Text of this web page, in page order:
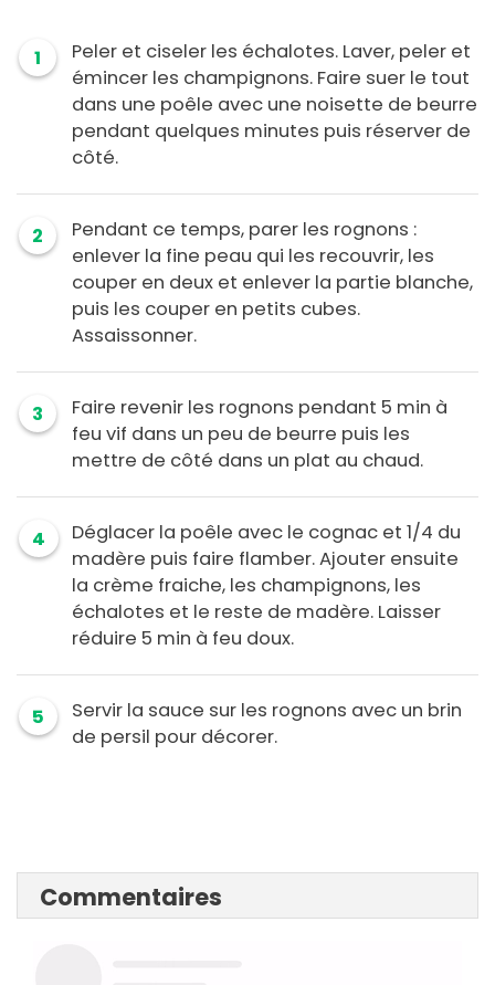
1
Peler et ciseler les échalotes. Laver, peler et
émincer les champignons. Faire suer le tout
dans une poêle avec une noisette de beurre
pendant quelques minutes puis réserver de
côté.
2
Pendant ce temps, parer les rognons :
enlever la fine peau qui les recouvrir, les
couper en deux et enlever la partie blanche,
puis les couper en petits cubes.
Assaissonner.
3
Faire revenir les rognons pendant 5 min à
feu vif dans un peu de beurre puis les
mettre de côté dans un plat au chaud.
4
Déglacer la poêle avec le cognac et 1/4 du
madère puis faire flamber. Ajouter ensuite
la crème fraiche, les champignons, les
échalotes et le reste de madère. Laisser
réduire 5 min à feu doux.
5
Servir la sauce sur les rognons avec un brin
de persil pour décorer.
Commentaires